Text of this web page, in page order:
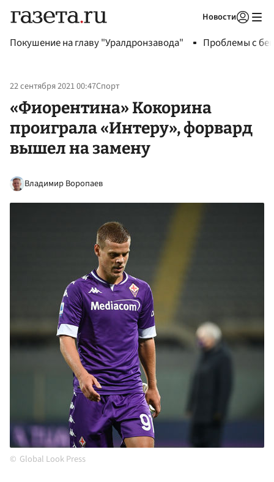
Новости
Покушение на главу "Уралдронзавода" Проблемы с
22 сентября 2021 00:47Спорт
«Фиорентина» Кокорина
проиграла «Интеру», форвард
вышел на замену
Владимир Воропаев
Global Look Press